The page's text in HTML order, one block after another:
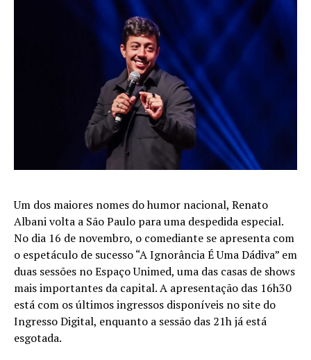
Um dos maiores nomes do humor nacional, Renato
Albani volta a São Paulo para uma despedida especial.
No dia 16 de novembro, o comediante se apresenta com
o espetáculo de sucesso “A Ignorância É Uma Dádiva” em
duas sessões no Espaço Unimed, uma das casas de shows
mais importantes da capital. A apresentação das 16h30
está com os últimos ingressos disponíveis no site do
Ingresso Digital, enquanto a sessão das 21h já está
esgotada.